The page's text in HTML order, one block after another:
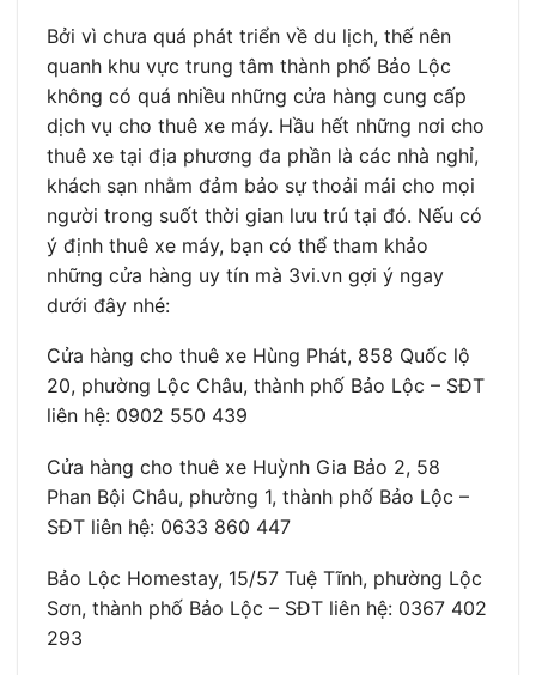
Bởi vì chưa quá phát triển về du lịch, thế nên
quanh khu vực trung tâm thành phố Bảo Lộc
không có quá nhiều những cửa hàng cung cấp
dịch vụ cho thuê xe máy. Hầu hết những nơi cho
thuê xe tại địa phương đa phần là các nhà nghỉ,
khách sạn nhằm đảm bảo sự thoải mái cho mọi
người trong suốt thời gian lưu trú tại đó. Nếu có
ý định thuê xe máy, bạn có thể tham khảo
những cửa hàng uy tín mà 3vi.vn gợi ý ngay
dưới đây nhé:
Cửa hàng cho thuê xe Hùng Phát, 858 Quốc lộ
20, phường Lộc Châu, thành phố Bảo Lộc – SĐT
liên hệ: 0902 550 439
Cửa hàng cho thuê xe Huỳnh Gia Bảo 2, 58
Phan Bội Châu, phường 1, thành phố Bảo Lộc –
SĐT liên hệ: 0633 860 447
Bảo Lộc Homestay, 15/57 Tuệ Tĩnh, phường Lộc
Sơn, thành phố Bảo Lộc – SĐT liên hệ: 0367 402
293